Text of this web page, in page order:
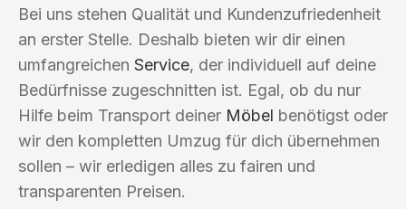
Bei uns stehen Qualität und Kundenzufriedenheit
an erster Stelle. Deshalb bieten wir dir einen
umfangreichen Service, der individuell auf deine
Bedürfnisse zugeschnitten ist. Egal, ob du nur
Hilfe beim Transport deiner Möbel benötigst oder
wir den kompletten Umzug für dich übernehmen
sollen – wir erledigen alles zu fairen und
transparenten Preisen.